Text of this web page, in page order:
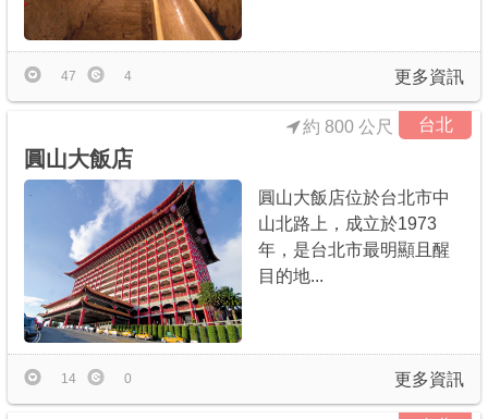
更多資訊
47 4
台北
約 800 公尺
圓山大飯店
圓山大飯店位於台北市中
山北路上，成立於1973
年，是台北市最明顯且醒
目的地...
更多資訊
14 0